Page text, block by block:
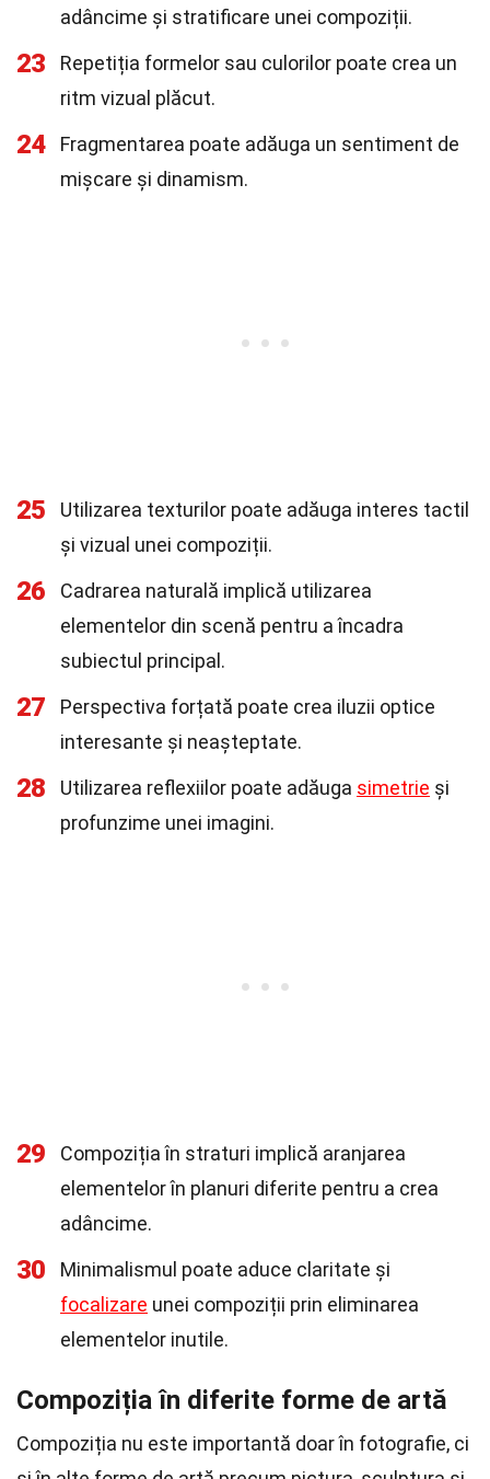
adâncime și stratificare unei compoziții.
23
Repetiția formelor sau culorilor poate crea un
ritm vizual plăcut.
24
Fragmentarea poate adăuga un sentiment de
mișcare și dinamism.
25
Utilizarea texturilor poate adăuga interes tactil
și vizual unei compoziții.
26
Cadrarea naturală implică utilizarea
elementelor din scenă pentru a încadra
subiectul principal.
27
Perspectiva forțată poate crea iluzii optice
interesante și neașteptate.
28 Utilizarea reflexiilor poate adăuga simetrie și
profunzime unei imagini.
29
Compoziția în straturi implică aranjarea
elementelor în planuri diferite pentru a crea
adâncime.
30
Minimalismul poate aduce claritate și
focalizare unei compoziții prin eliminarea
elementelor inutile.
Compoziția în diferite forme de artă
Compoziția nu este importantă doar în fotografie, ci